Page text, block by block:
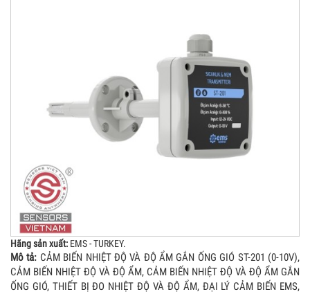
Hãng sản xuất: EMS - TURKEY.
Mô tả: CẢM BIẾN NHIỆT ĐỘ VÀ ĐỘ ẨM GẮN ỐNG GIÓ ST-201 (0-10V),
CẢM BIẾN NHIỆT ĐỘ VÀ ĐỘ ẨM, CẢM BIẾN NHIỆT ĐỘ VÀ ĐỘ ẨM GẮN
ỐNG GIÓ, THIẾT BỊ ĐO NHIỆT ĐỘ VÀ ĐỘ ẨM, ĐẠI LÝ CẢM BIẾN EMS,